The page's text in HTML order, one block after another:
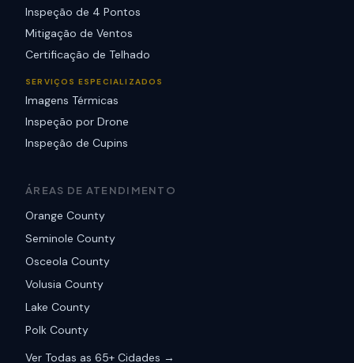
Inspeção de 4 Pontos
Mitigação de Ventos
Certificação de Telhado
SERVIÇOS ESPECIALIZADOS
Imagens Térmicas
Inspeção por Drone
Inspeção de Cupins
ÁREAS DE ATENDIMENTO
Orange County
Seminole County
Osceola County
Volusia County
Lake County
Polk County
Ver Todas as 65+ Cidades →